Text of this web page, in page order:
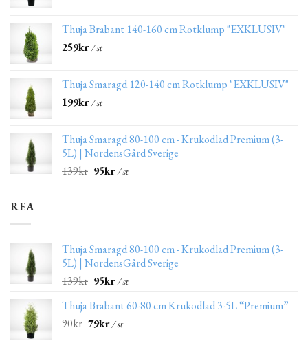
Thuja Brabant 140-160 cm Rotklump "EXKLUSIV"
259kr/ st
Thuja Smaragd 120-140 cm Rotklump "EXKLUSIV"
199kr/ st
Thuja Smaragd 80-100 cm - Krukodlad Premium (3-
5L) | NordensGård Sverige
139kr 95kr/ st
REA
Thuja Smaragd 80-100 cm - Krukodlad Premium (3-
5L) | NordensGård Sverige
139kr 95kr/ st
Thuja Brabant 60-80 cm Krukodlad 3-5L “Premium”
90kr 79kr/ st